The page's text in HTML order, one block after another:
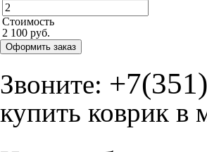
Стоимость
2 100 руб.
Оформить заказ
Звоните:
купить коврик в